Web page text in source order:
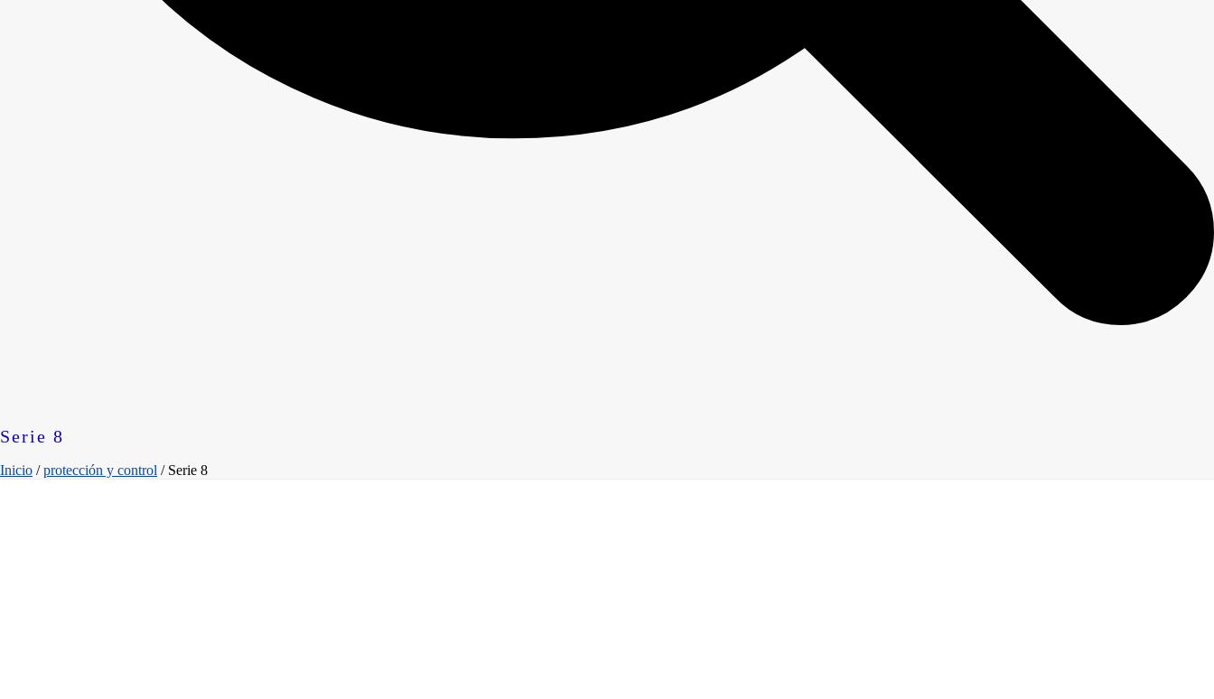
Serie 8
Inicio /protección y control / Serie 8